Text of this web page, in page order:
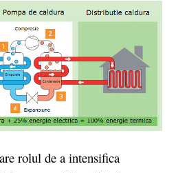
are rolul de a intensifica